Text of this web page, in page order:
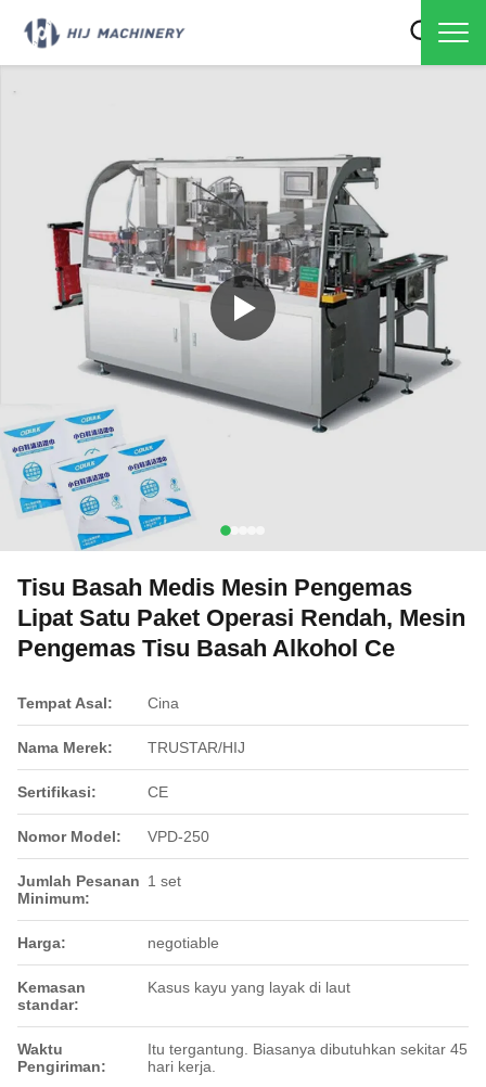
Tisu Basah Medis Mesin Pengemas
Lipat Satu Paket Operasi Rendah, Mesin
Pengemas Tisu Basah Alkohol Ce
Tempat Asal: Cina
Nama Merek: TRUSTAR/HIJ
Sertifikasi: CE
Nomor Model: VPD-250
Jumlah Pesanan
Minimum:
1 set
Harga: negotiable
Kemasan
standar:
Kasus kayu yang layak di laut
Waktu
Pengiriman:
Itu tergantung. Biasanya dibutuhkan sekitar 45
hari kerja.